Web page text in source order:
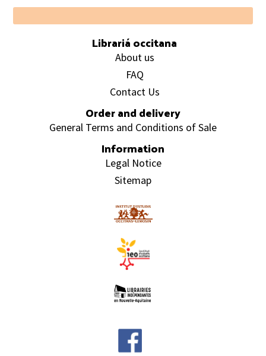
Footer
Librariá occitana
About us
FAQ
Contact Us
Order and delivery
General Terms and Conditions of Sale
Information
Legal Notice
Sitemap